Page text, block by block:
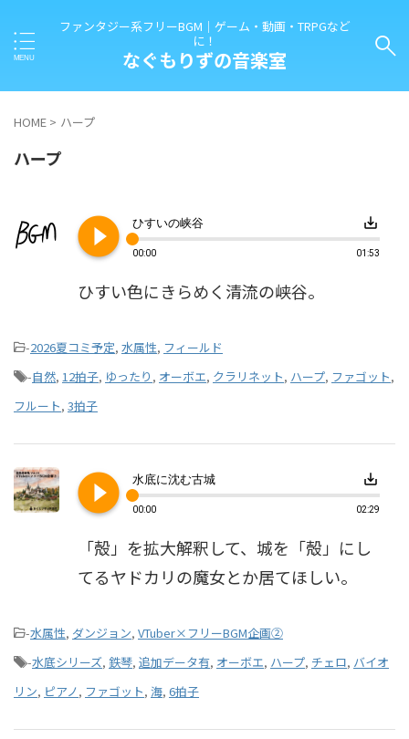
ファンタジー系フリーBGM｜ゲーム・動画・TRPGなど
に！
なぐもりずの音楽室
HOME > ハープ
ハープ
play_circle_filled ひすいの峡谷 save_alt
00:00 01:53
ひすい色にきらめく清流の峡谷。
-2026夏コミ予定, 水属性, フィールド
-自然, 12拍子, ゆったり , オーボエ, クラリネット, ハープ, ファゴット,
フルート, 3拍子
play_circle_filled 水底に沈む古城 save_alt
00:00 02:29
「殻」を拡大解釈して、城を「殻」にし
てるヤドカリの魔女とか居てほしい。
-水属性, ダンジョン, VTuber×フリーBGM企画②
-水底シリーズ, 鉄琴, 追加データ有, オーボエ, ハープ, チェロ, バイオ
リン, ピアノ, ファゴット, 海, 6拍子